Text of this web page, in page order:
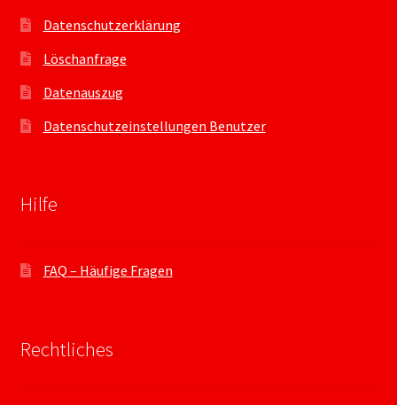
Datenschutzerklärung
Löschanfrage
Datenauszug
Datenschutzeinstellungen Benutzer
Hilfe
FAQ – Häufige Fragen
Rechtliches